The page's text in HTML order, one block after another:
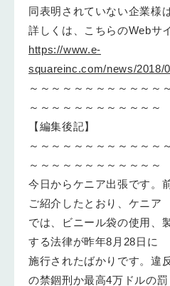
同表明されていない企業様
詳しくは、こちらのWebサ
https://www.e-
squareinc.com/news/2018/
～～～～～～～～～～～～
～～～～～～～～～～～～
【編集後記】
～～～～～～～～～～～～
～～～～～～～～～～～～
今日からケニア出張です。
ご紹介したとおり、ケニア
では、ビニール袋の使用、
する法律が昨年8月28日に
施行されたばかりです。違
の禁錮刑か最高4万ドルの罰